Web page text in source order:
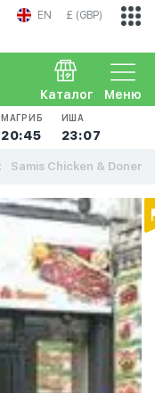
EN £ (GBP)
Меню
Каталог
МАГРИБ
20:45
ИША
23:07
Samis Chicken & Doner